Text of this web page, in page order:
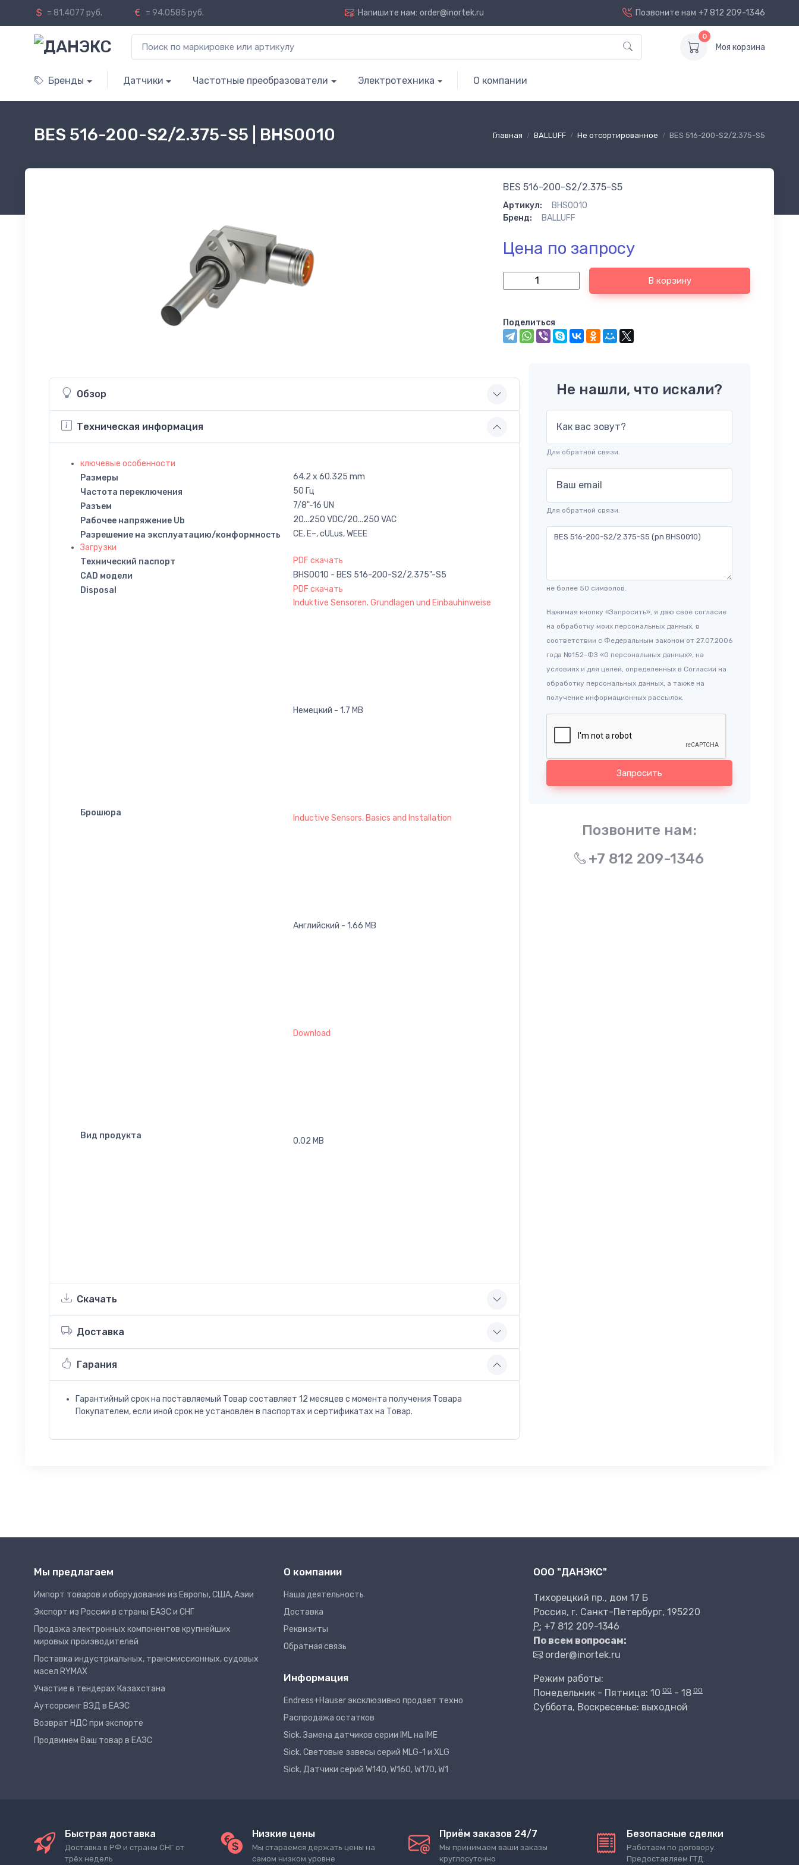
= 81.4077 руб. = 94.0585 руб. Напишите нам: order@inortek.ru Позвоните нам +7 812 209-1346
0
Моя корзина
Бренды Датчики Частотные преобразователи Электротехника О компании
Главная BALLUFF Не отсортированное BES 516-200-S2/2.375-S5
BES 516-200-S2/2.375-S5 | BHS0010
BES 516-200-S2/2.375-S5
Артикул:
BHS0010
Бренд:
BALLUFF
Цена по запросу
В корзину
Поделиться
Обзор
Техническая информация
ключевые особенности
Размеры
64.2 x 60.325 mm
Частота переключения
50 Гц
Разъем
7/8"-16 UN
Рабочее напряжение Ub
20...250 VDC/20...250 VAC
Разрешение на эксплуатацию/конформность
CE, E~, cULus, WEEE
Загрузки
Технический паспорт
PDF скачать
CAD модели
BHS0010 - BES 516-200-S2/2.375"-S5
Disposal
PDF скачать
Брошюра
Induktive Sensoren. Grundlagen und Einbauhinweise
Немецкий - 1.7 MB
Inductive Sensors. Basics and Installation
Английский - 1.66 MB
Вид продукта
Download
0.02 MB
Скачать
Доставка
Гарания
Гарантийный срок на поставляемый Товар составляет 12 месяцев с момента получения Товара
Покупателем, если иной срок не установлен в паспортах и сертификатах на Товар.
Не нашли, что искали?
Как вас зовут?
Для обратной связи.
Ваш email
Для обратной связи.
не более 50 символов.
Нажимая кнопку «Запросить», я даю свое согласие
на обработку моих персональных данных, в
соответствии с Федеральным законом от 27.07.2006
года №152-ФЗ «О персональных данных», на
условиях и для целей, определенных в Согласии на
обработку персональных данных, а также на
получение информационных рассылок.
Запросить
Позвоните нам:
+7 812 209-1346
Мы предлагаем
Импорт товаров и оборудования из Европы, США, Азии
Экспорт из России в страны ЕАЭС и СНГ
Продажа электронных компонентов крупнейших
мировых производителей
Поставка индустриальных, трансмиссионных, судовых
масел RYMAX
Участие в тендерах Казахстана
Аутсорсинг ВЭД в ЕАЭС
Возврат НДС при экспорте
Продвинем Ваш товар в ЕАЭС
О компании
Наша деятельность
Доставка
Реквизиты
Обратная связь
Информация
Endress+Hauser эксклюзивно продает техно
Распродажа остатков
Sick. Замена датчиков серии IML на IME
Sick. Световые завесы серий MLG-1 и XLG
Sick. Датчики серий W140, W160, W170, W1
ООО "ДАНЭКС"
Тихорецкий пр., дом 17 Б
Россия, г. Санкт-Петербург, 195220
P: +7 812 209-1346
По всем вопросам:
order@inortek.ru
Режим работы:
Понедельник - Пятница: 10 00 - 18 00
Суббота, Воскресенье: выходной
Быстрая доставка
Доставка в РФ и страны СНГ от
трёх недель
Низкие цены
Мы стараемся держать цены на
самом низком уровне
Приём заказов 24/7
Мы принимаем ваши заказы
круглосуточно
Безопасные сделки
Работаем по договору.
Предоставляем ГТД.